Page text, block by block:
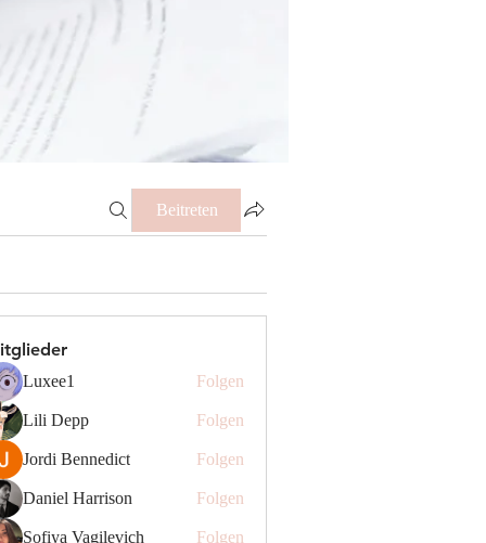
Beitreten
Luxee1 Folgen
Lili Depp Folgen
Jordi Bennedict Folgen
Daniel Harrison Folgen
Sofiya Vagilevich
Folgen